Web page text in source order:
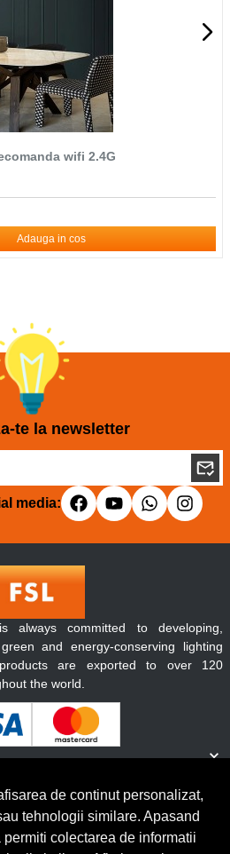
wifi 2.4G
Adauga in cos
te la newsletter
media:
committed to developing,
and energy-conserving lighting
are exported to over 120
the world.
de continut personalizat,
tehnologii similare. Apasand
colectarea de informatii